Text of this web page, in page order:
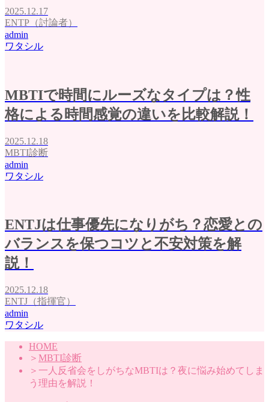
2025.12.17
ENTP（討論者）
admin
ワタシル
MBTIで時間にルーズなタイプは？性
格による時間感覚の違いを比較解説！
2025.12.18
MBTI診断
admin
ワタシル
ENTJは仕事優先になりがち？恋愛との
バランスを保つコツと不安対策を解
説！
2025.12.18
ENTJ（指揮官）
admin
ワタシル
HOME
＞ MBTI診断
＞ 一人反省会をしがちなMBTIは？夜に悩み始めてしま
う理由を解説！